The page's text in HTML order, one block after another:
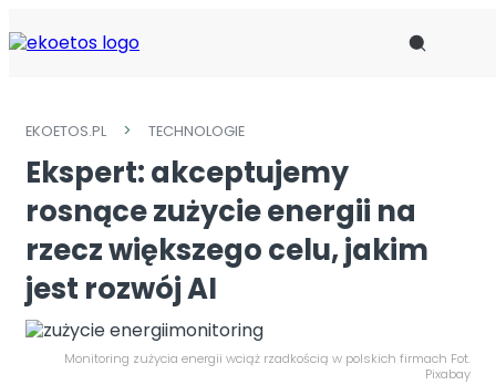
AKTUALNOŚCI
ODPADY
INSTYTUCJE
EKO KALENDARZ
OGŁOSZENIA
EKOETOS.PL TECHNOLOGIE
Ekspert: akceptujemy
rosnące zużycie energii na
rzecz większego celu, jakim
jest rozwój AI
Monitoring zużycia energii wciąż rzadkością w polskich firmach Fot.
Pixabay